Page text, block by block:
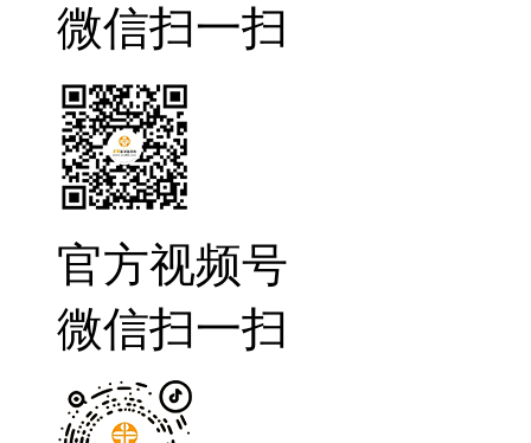
微信扫一扫
官方视频号
微信扫一扫